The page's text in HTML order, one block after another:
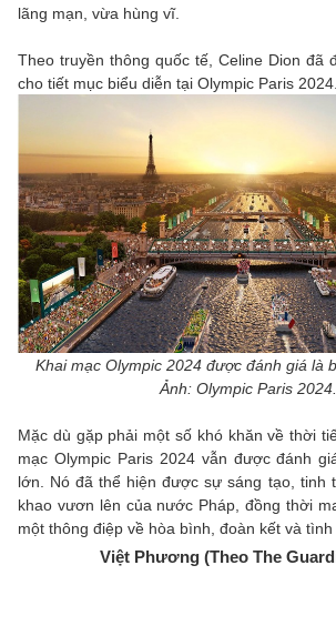
lãng mạn, vừa hùng vĩ.
Theo truyền thông quốc tế, Celine Dion đã
cho tiết mục biểu diễn tại Olympic Paris 2024.
Khai mạc Olympic 2024 được đánh giá là
Ảnh: Olympic Paris 2024.
Mặc dù gặp phải một số khó khăn về thời
mạc Olympic Paris 2024 vẫn được đánh
lớn. Nó đã thể hiện được sự sáng tạo, tinh
khao vươn lên của nước Pháp, đồng thời
một thông điệp về hòa bình, đoàn kết và
Việt Phương (Theo The